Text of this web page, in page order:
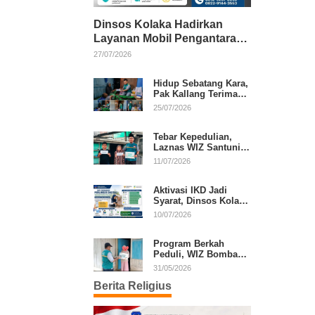
Dinsos Kolaka Hadirkan
Layanan Mobil Pengantaran
Gratis bagi Pasien Penerima
27/07/2026
Hidup Sebatang Kara,
Pak Kallang Terima
Bantuan dari Laznas
25/07/2026
Tebar Kepedulian,
Laznas WIZ Santuni
Anak Yatim dan
11/07/2026
Aktivasi IKD Jadi
Syarat, Dinsos Kolaka
Sosialisasikan
10/07/2026
Program Berkah
Peduli, WIZ Bombana
Bantu Lansia dan
31/05/2026
Berita Religius